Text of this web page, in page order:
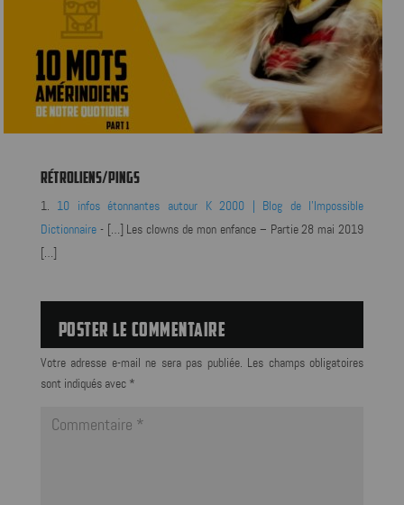
RÉTROLIENS/PINGS
10 infos étonnantes autour K 2000 | Blog de l'Impossible
Dictionnaire- […] Les clowns de mon enfance – Partie 28 mai 2019
[…]
POSTER LE COMMENTAIRE
Votre adresse e-mail ne sera pas publiée. Les champs obligatoires
sont indiqués avec *